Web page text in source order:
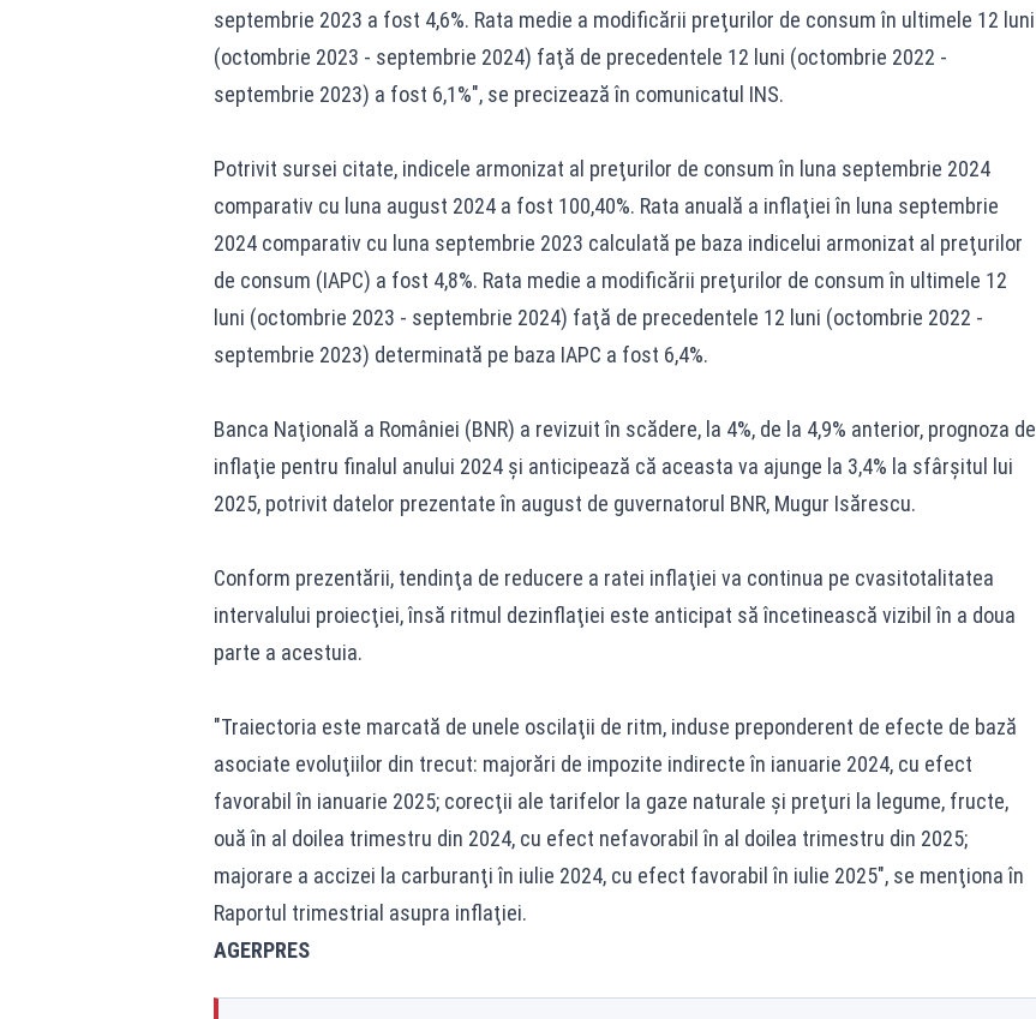
septembrie 2023 a fost 4,6%. Rata medie a modificării preţurilor de consum în ultimele 12 luni
(octombrie 2023 - septembrie 2024) faţă de precedentele 12 luni (octombrie 2022 -
septembrie 2023) a fost 6,1%", se precizează în comunicatul INS.
Potrivit sursei citate, indicele armonizat al preţurilor de consum în luna septembrie 2024
comparativ cu luna august 2024 a fost 100,40%. Rata anuală a inflaţiei în luna septembrie
2024 comparativ cu luna septembrie 2023 calculată pe baza indicelui armonizat al preţurilor
de consum (IAPC) a fost 4,8%. Rata medie a modificării preţurilor de consum în ultimele 12
luni (octombrie 2023 - septembrie 2024) faţă de precedentele 12 luni (octombrie 2022 -
septembrie 2023) determinată pe baza IAPC a fost 6,4%.
Banca Naţională a României (BNR) a revizuit în scădere, la 4%, de la 4,9% anterior, prognoza de
inflaţie pentru finalul anului 2024 şi anticipează că aceasta va ajunge la 3,4% la sfârşitul lui
2025, potrivit datelor prezentate în august de guvernatorul BNR, Mugur Isărescu.
Conform prezentării, tendinţa de reducere a ratei inflaţiei va continua pe cvasitotalitatea
intervalului proiecţiei, însă ritmul dezinflaţiei este anticipat să încetinească vizibil în a doua
parte a acestuia.
"Traiectoria este marcată de unele oscilaţii de ritm, induse preponderent de efecte de bază
asociate evoluţiilor din trecut: majorări de impozite indirecte în ianuarie 2024, cu efect
favorabil în ianuarie 2025; corecţii ale tarifelor la gaze naturale şi preţuri la legume, fructe,
ouă în al doilea trimestru din 2024, cu efect nefavorabil în al doilea trimestru din 2025;
majorare a accizei la carburanţi în iulie 2024, cu efect favorabil în iulie 2025", se menţiona în
Raportul trimestrial asupra inflaţiei.
AGERPRES